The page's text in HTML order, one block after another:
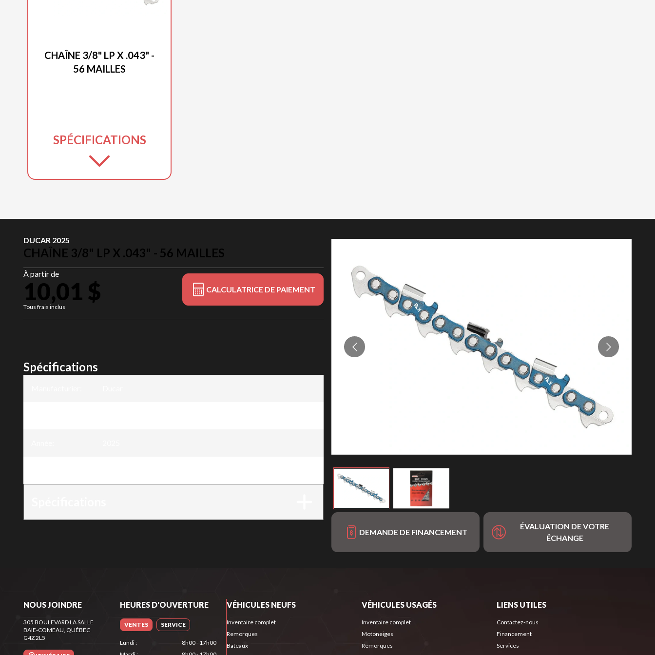
CHAÎNE 3/8" LP X .043" -
56 MAILLES
SPÉCIFICATIONS
DUCAR 2025
CHAÎNE 3/8" LP X .043" - 56 MAILLES
À partir de
10,01 $
Tous frais inclus
CALCULATRICE DE PAIEMENT
DEMANDE DE FINANCEMENT
ÉVALUATION DE VOTRE
ÉCHANGE
Spécifications
NOUS JOINDRE
305 BOULEVARD LA SALLE
BAIE-COMEAU , QUÉBEC
G4Z 2L5
HEURES D'OUVERTURE
VENTES SERVICE
Lundi:
8h00 - 17h00
VÉHICULES NEUFS
Inventaire complet
Remorques
Bateaux
VÉHICULES USAGÉS
Inventaire complet
Motoneiges
Remorques
LIENS UTILES
Contactez-nous
Financement
Services